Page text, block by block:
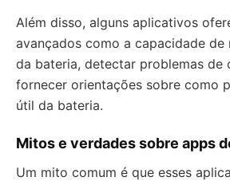
Além disso, alguns aplicativos
avançados como a capacidade de
da bateria, detectar problemas de
fornecer orientações sobre como
útil da bateria.
Mitos e verdades sobre apps
Um mito comum é que esses